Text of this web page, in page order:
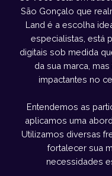
São Gonçalo que
Land é a escolha
especialistas, está
digitais sob medida
da sua marca,
impactantes no
Entendemos as
aplicamos uma
Utilizamos diversas
fortalecer sua
necessidades